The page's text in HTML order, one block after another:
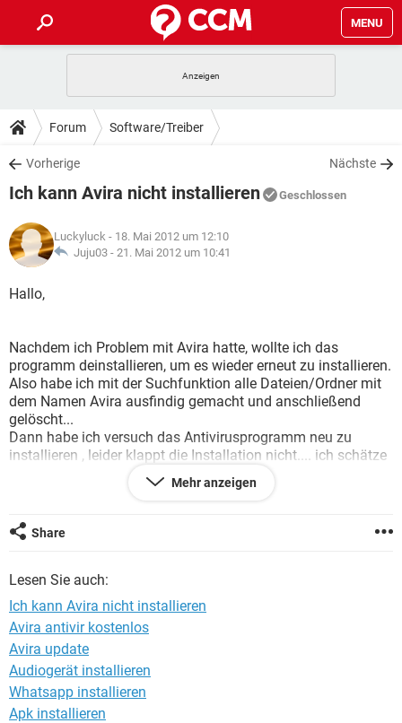
MENU
ANDROID IOS
WINDOWS 10
WHATSAPP TIKTOK
FACEBOOK
TIPPS & TRICKS
SPIELE
WHATSAPP TIKTOK
FACEBOOK
DOWNLOADS
SPIELE STREAMING
ANDROID
WINDOWS 10 INSTAGRAM
WHATSAPP
SPIELE STREAMING
ANDROID
WINDOWS 10
FACEBOOK HARDWARE
LEXIKON
SPIELE
WINDOWS 10 INSTAGRAM
WHATSAPP TIKTOK
FACEBOOK HARDWARE
Forum Software/Treiber
Vorherige Nächste
Ich kann Avira nicht installieren Geschlossen
Luckyluck - 18. Mai 2012 um 12:10
Juju03 - 21. Mai 2012 um 10:41
Hallo,
Nachdem ich Problem mit Avira hatte, wollte ich das
programm deinstallieren, um es wieder erneut zu installieren.
Also habe ich mit der Suchfunktion alle Dateien/Ordner mit
dem Namen Avira ausfindig gemacht und anschließend
gelöscht...
Dann habe ich versuch das Antivirusprogramm neu zu
installieren , leider klappt die Installation nicht.... ich schätze
ich habe was dummes gemacht, ... vielleicht das Programm
falsch oder wild deinstalliert
Kann mir jemand zeigen wie ich die Installation zu ende
führen kann ?
Danke vielmals
Mehr anzeigen
Share
Lesen Sie auch:
Ich kann Avira nicht installieren
Avira antivir kostenlos
Avira update
Audiogerät installieren
Whatsapp installieren
Apk installieren